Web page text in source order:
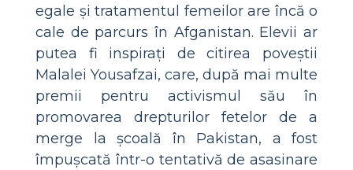
egale și tratamentul femeilor are încă o
cale de parcurs în Afganistan. Elevii ar
putea fi inspirați de citirea poveștii
Malalei Yousafzai, care, după mai multe
premii pentru activismul său în
promovarea drepturilor fetelor de a
merge la școală în Pakistan, a fost
împușcată într-o tentativă de asasinare